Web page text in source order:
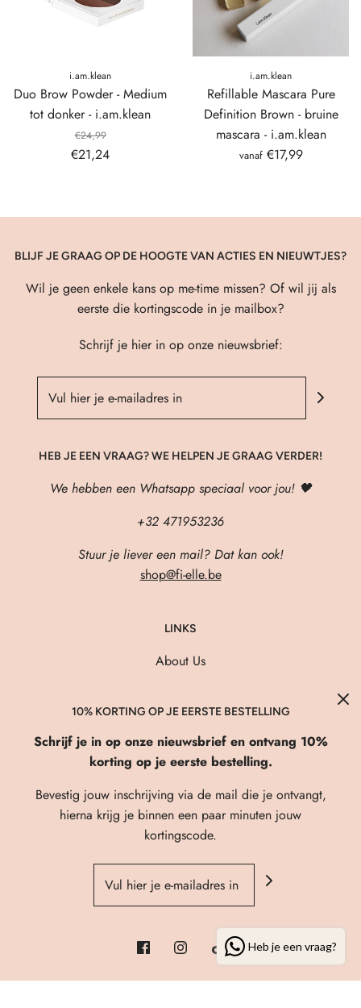
i.am.klean
Duo Brow Powder - Medium
tot donker - i.am.klean
€24,99
€21,24
i.am.klean
Refillable Mascara Pure
Definition Brown - bruine
mascara - i.am.klean
vanaf €17,99
BLIJF JE GRAAG OP DE HOOGTE VAN ACTIES EN NIEUWTJES?
Wil je geen enkele kans op me-time missen? Of wil jij als
eerste die kortingscode in je mailbox?
Schrijf je hier in op onze nieuwsbrief:
HEB JE EEN VRAAG? WE HELPEN JE GRAAG VERDER!
We hebben een Whatsapp speciaal voor jou! 🖤
+32 471953236
Stuur je liever een mail? Dat kan ook!
shop@fi-elle.be
LINKS
About Us
FAQ
Privacybeleid
Algemene Voorwaarden
Contact
| Webshop powered byProsite
10% KORTING OP JE EERSTE BESTELLING
Schrijf je in op onze nieuwsbrief en ontvang 10%
korting op je eerste bestelling.
Bevestig jouw inschrijving via de mail die je ontvangt,
hierna krijg je binnen een paar minuten jouw
kortingscode.
Heb je een vraag?